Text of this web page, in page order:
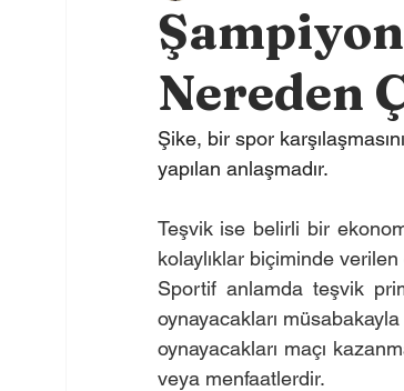
Nereden
Şike, bir spor
yapılan anlaşmadır.
Teşvik ise belirli bir
kolaylıklar biçiminde
Sportif anlamda teşvik
oynayacakları
oynayacakları maçı
veya menfaatlerdir.